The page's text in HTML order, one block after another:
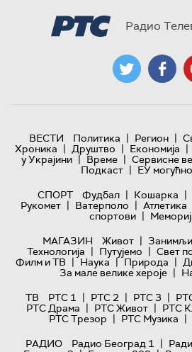
Радио
ВЕСТИ Политика | Регион |
Хроника | Друштво | Економија |
у Украјини | Време | Сервисне
Подкаст | ЕУ
СПОРТ
Фудбал | Кошарка |
Рукомет | Ватерполо | Атлетика
спортови |
МАГАЗИН
Живот |
Технологијa | Путујемо | Свет
Филм и ТВ | Наука | Природа |
За мале велике хероје |
ТВ
РТС 1 | РТС 2 | РТС 3 |
РТС Драма | РТС Живот | РТС
РТС Трезор | РТС Музика |
РАДИО
Радио Београд 1 |